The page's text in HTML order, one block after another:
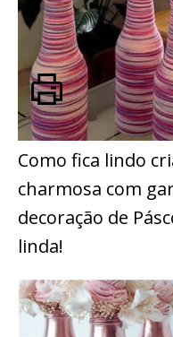
Como fica lindo
charmosa com
decoração de
linda!